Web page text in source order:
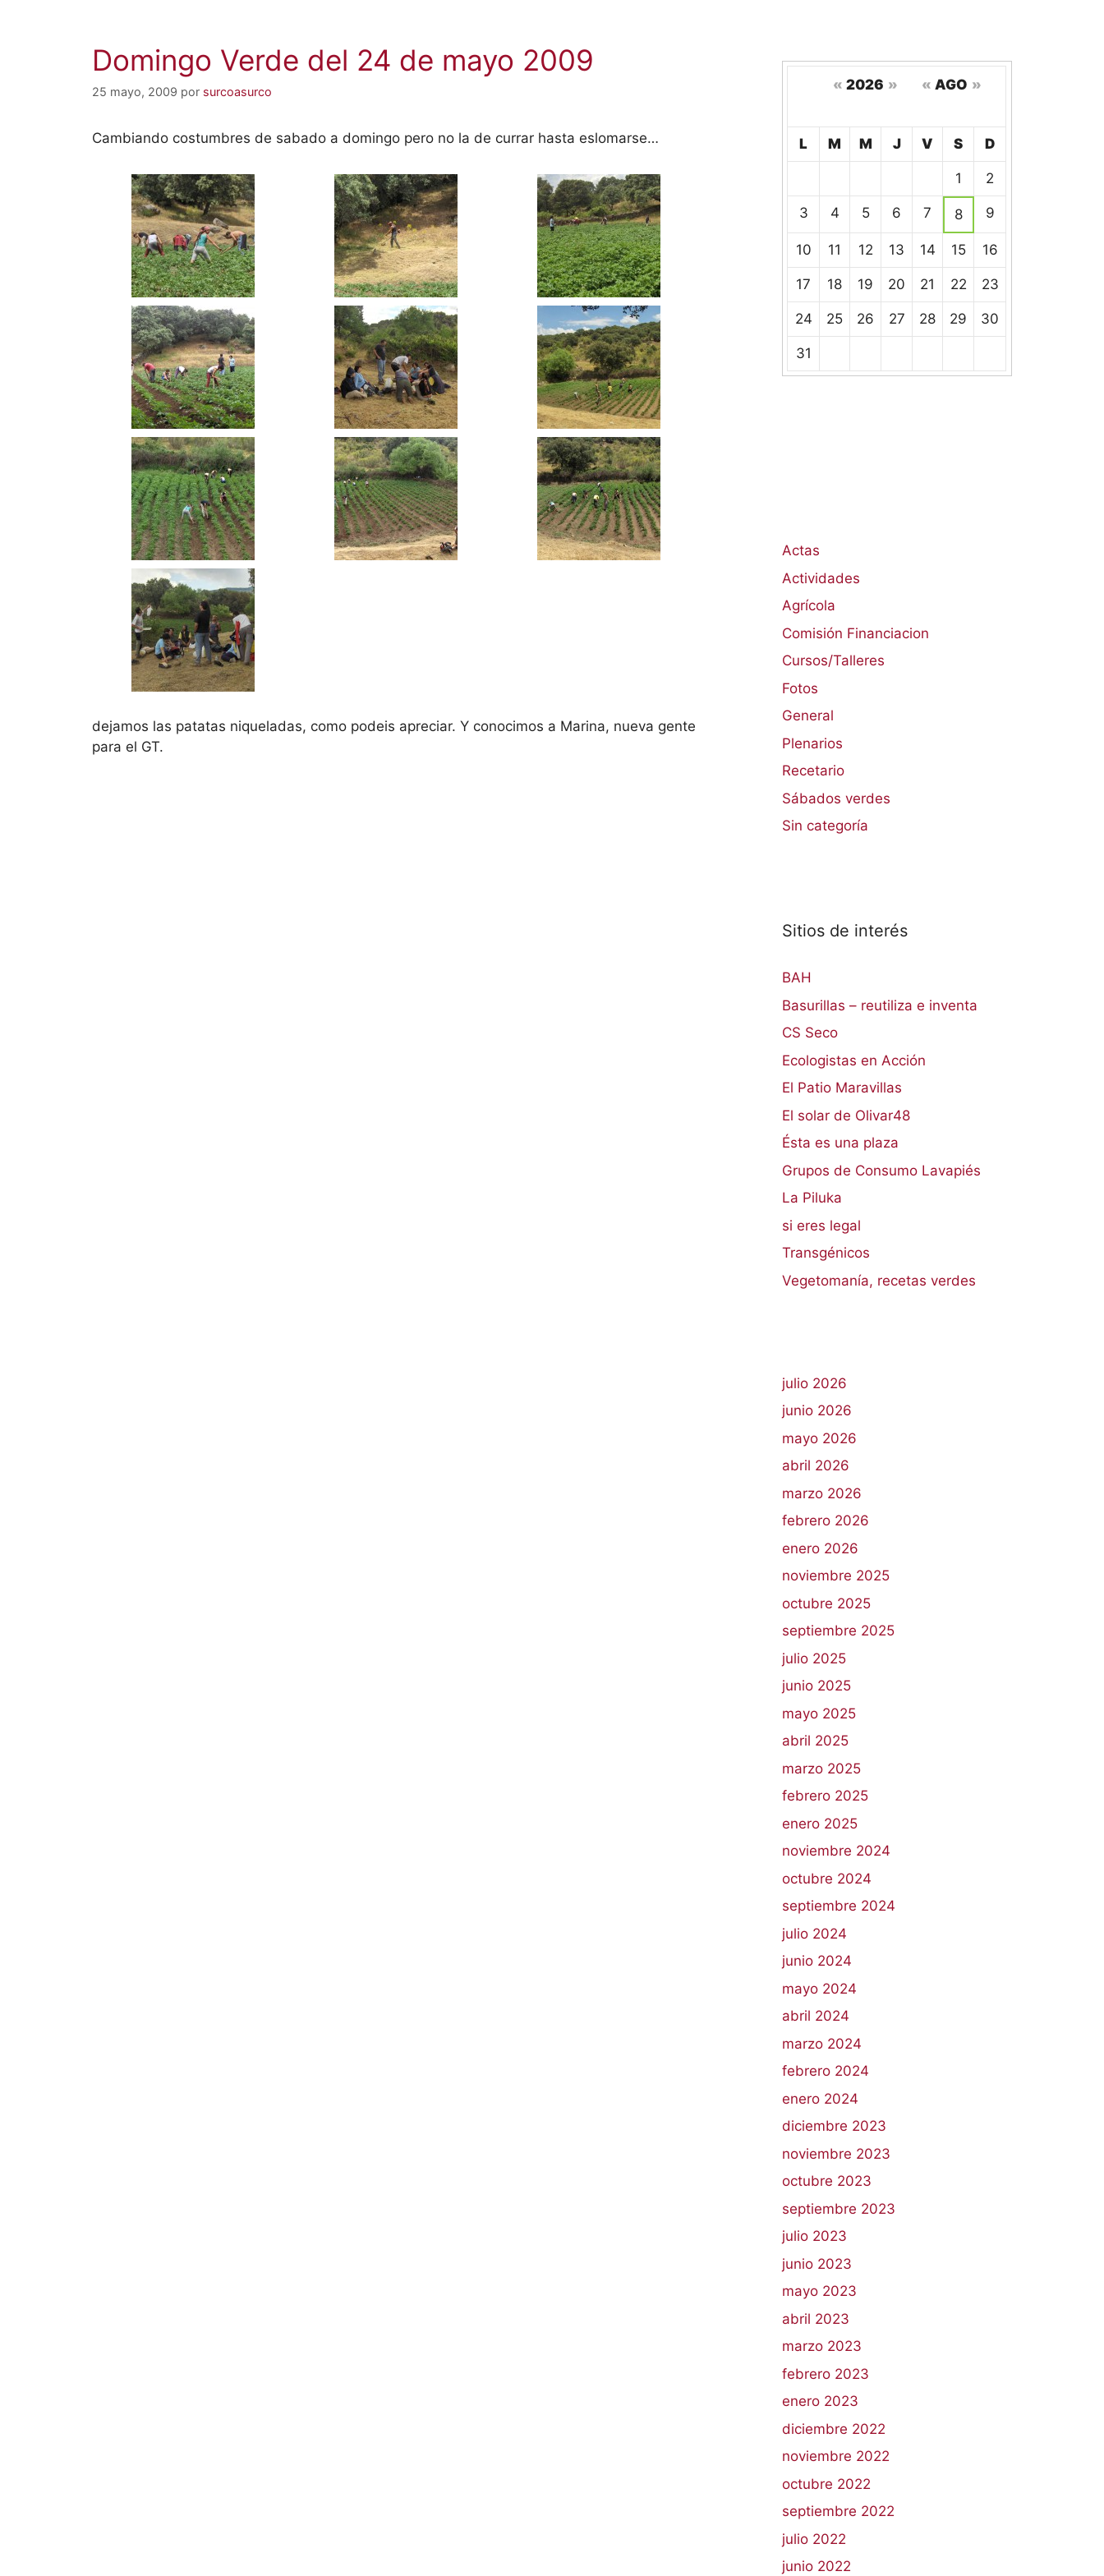
Domingo Verde del 24 de mayo 2009
25 mayo, 2009 por surcoasurco
Cambiando costumbres de sabado a domingo pero no la de currar hasta eslomarse…
dejamos las patatas niqueladas, como podeis apreciar. Y conocimos a Marina, nueva gente
para el GT.
calendario
de
eventos
« 2026 » « AGO »
L M M J V S D
1 2
3 4 5 6 7 8 9
10 11 12 13 14 15 16
17 18 19 20 21 22 23
24 25 26 27 28 29 30
31
Actas
Actividades
Agrícola
Comisión Financiacion
Cursos/Talleres
Fotos
General
Plenarios
Recetario
Sábados verdes
Sin categoría
Sitios de interés
BAH
Basurillas – reutiliza e inventa
CS Seco
Ecologistas en Acción
El Patio Maravillas
El solar de Olivar48
Ésta es una plaza
Grupos de Consumo Lavapiés
La Piluka
si eres legal
Transgénicos
Vegetomanía, recetas verdes
julio 2026
junio 2026
mayo 2026
abril 2026
marzo 2026
febrero 2026
enero 2026
noviembre 2025
octubre 2025
septiembre 2025
julio 2025
junio 2025
mayo 2025
abril 2025
marzo 2025
febrero 2025
enero 2025
noviembre 2024
octubre 2024
septiembre 2024
julio 2024
junio 2024
mayo 2024
abril 2024
marzo 2024
febrero 2024
enero 2024
diciembre 2023
noviembre 2023
octubre 2023
septiembre 2023
julio 2023
junio 2023
mayo 2023
abril 2023
marzo 2023
febrero 2023
enero 2023
diciembre 2022
noviembre 2022
octubre 2022
septiembre 2022
julio 2022
junio 2022